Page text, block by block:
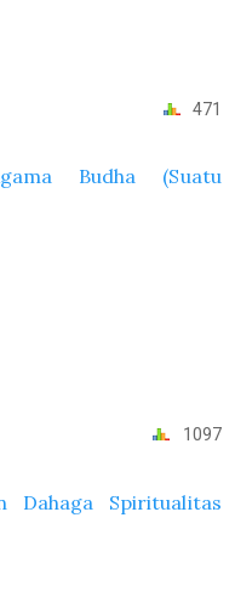
471
Budha (Suatu
1097
Dahaga Spiritualitas